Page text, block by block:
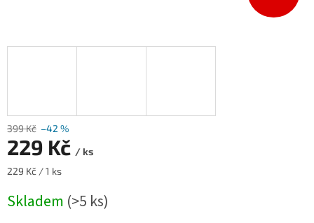
399 Kč –42 %
229 Kč / ks
Měrná
229 Kč / 1 ks
Skladem (>5 ks)